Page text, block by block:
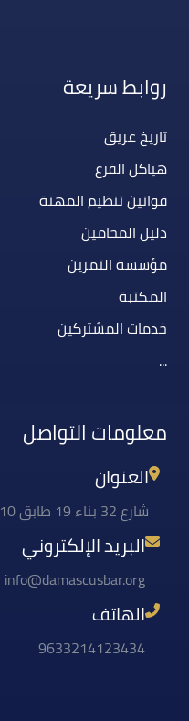
روابط سريعة
تاريخ عريق
هياكل الفرع
قوانين تنظيم المهنة
دليل المحامين
مؤسسة التمرين
المكتبة
خدمات المشتركين
...
معلومات التواصل
العنوان
شارع 32 بناء 19 طابق 10
البريد الإلكتروني
info@damascusbar.org
الهاتف
9633214123434